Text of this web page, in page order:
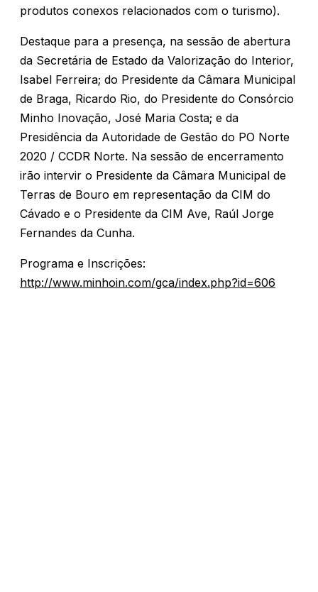
produtos conexos relacionados com o turismo).
Destaque para a presença, na sessão de abertura
da Secretária de Estado da Valorização do Interior,
Isabel Ferreira; do Presidente da Câmara Municipal
de Braga, Ricardo Rio, do Presidente do Consórcio
Minho Inovação, José Maria Costa; e da
Presidência da Autoridade de Gestão do PO Norte
2020 / CCDR Norte. Na sessão de encerramento
irão intervir o Presidente da Câmara Municipal de
Terras de Bouro em representação da CIM do
Cávado e o Presidente da CIM Ave, Raúl Jorge
Fernandes da Cunha.
Programa e Inscrições:
http://www.minhoin.com/gca/index.php?id=606